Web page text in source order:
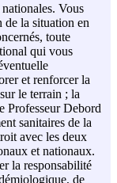
Vous
de la situation en
toute
qui vous
et renforcer la
le terrain ; la
Professeur Debord
sanitaires de la
avec les deux
et nationaux.
la responsabilité
de